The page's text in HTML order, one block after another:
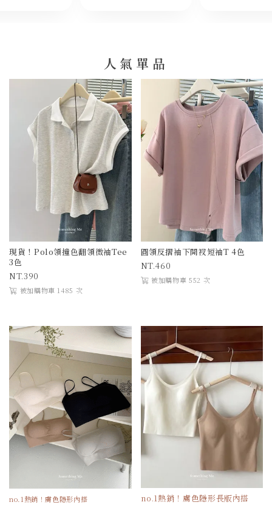
人氣單品
現貨！Polo領撞色翻領微袖Tee
3色
390
被加購物車 1485 次
圓領反摺袖下開衩短袖T 4色
460
被加購物車 552 次
no.1熱銷！膚色隱形內搭
no.1熱銷！膚色隱形長版內搭